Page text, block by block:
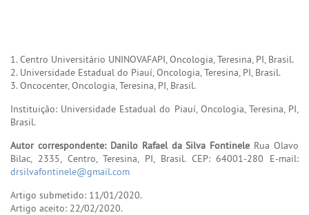
1. Centro Universitário UNINOVAFAPI, Oncologia, Teresina, PI, Brasil.
2. Universidade Estadual do Piauí, Oncologia, Teresina, PI, Brasil.
3. Oncocenter, Oncologia, Teresina, PI, Brasil.
Instituição: Universidade Estadual do Piauí, Oncologia, Teresina, PI,
Brasil.
Autor correspondente: Danilo Rafael da Silva Fontinele Rua Olavo
Bilac, 2335, Centro, Teresina, PI, Brasil. CEP: 64001-280 E-mail:
drsilvafontinele@gmail.com
Artigo submetido: 11/01/2020.
Artigo aceito: 22/02/2020.